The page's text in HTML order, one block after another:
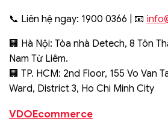
📞 Liên hệ ngay: 1900 0366 | 📧
🏢 Hà Nội: Tòa nhà Detech, 8 Tôn
Nam Từ Liêm.
🏢 TP. HCM: 2nd Floor, 155 Vo Van
Ward, District 3, Ho Chi Minh City
VDOEcommerce